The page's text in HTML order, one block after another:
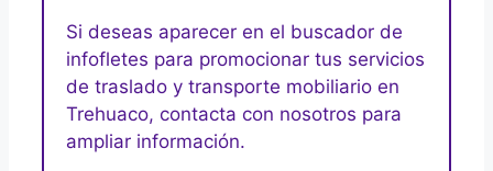
Si deseas aparecer en el buscador de
infofletes para promocionar tus servicios
de traslado y transporte mobiliario en
Trehuaco, contacta con nosotros para
ampliar información.